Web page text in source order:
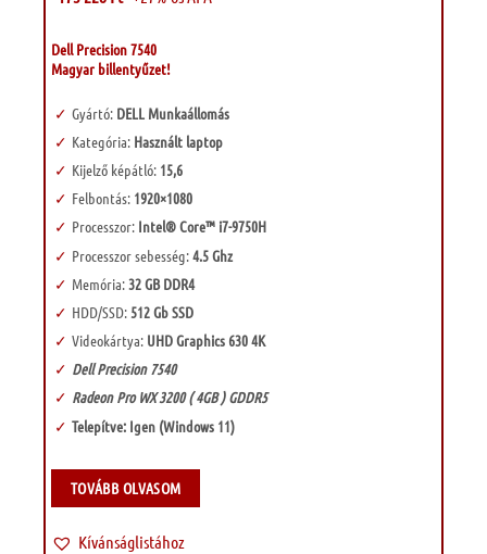
Dell Precision 7540
Magyar billentyűzet!
Gyártó: DELL Munkaállomás
Kategória: Használt laptop
Kijelző képátló: 15,6
Felbontás: 1920×1080
Processzor:Intel® Core™ i7-9750H
Processzor sebesség:4.5 Ghz
Memória:32 GB DDR4
HDD/SSD:512 Gb SSD
Videokártya: UHD Graphics 630 4K
Dell Precision 7540
Radeon Pro WX 3200 ( 4GB ) GDDR5
Telepítve: Igen (Windows 11)
TOVÁBB OLVASOM
Kívánságlistához